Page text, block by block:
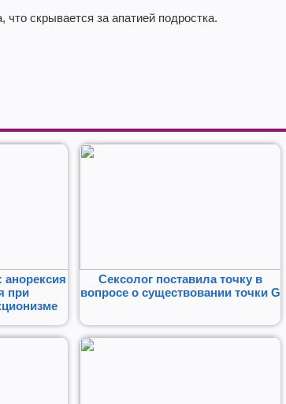
что скрывается за апатией подростка.
анорексия
при
Сексолог поставила точку в
вопросе о существовании точки G